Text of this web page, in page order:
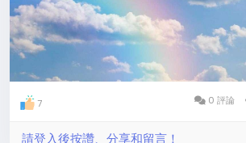
7 0 評論
請登入後按讚、分享和留言！